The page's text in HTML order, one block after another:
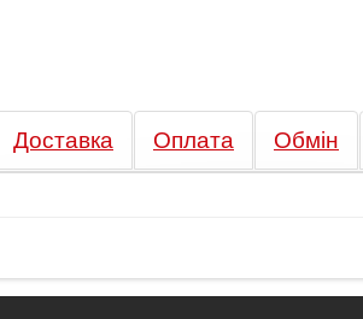
Доставка Оплата Обмін